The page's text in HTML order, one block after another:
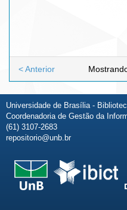
< Anterior
Universidade de Brasília -
Coordenadoria de Gestão da
(61) 3107-2683
repositorio@unb.br